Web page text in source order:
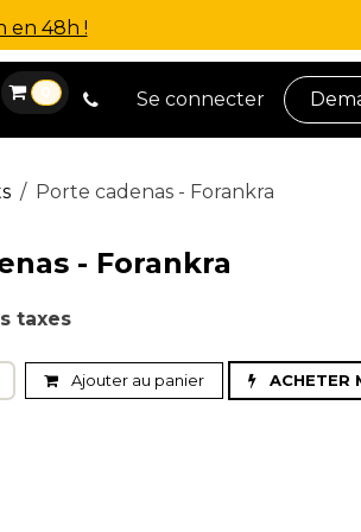
en 48h !
0 Se connecter
Porte cadenas - Forankra
- Forankra
taxes
Ajouter au panier ACHETER